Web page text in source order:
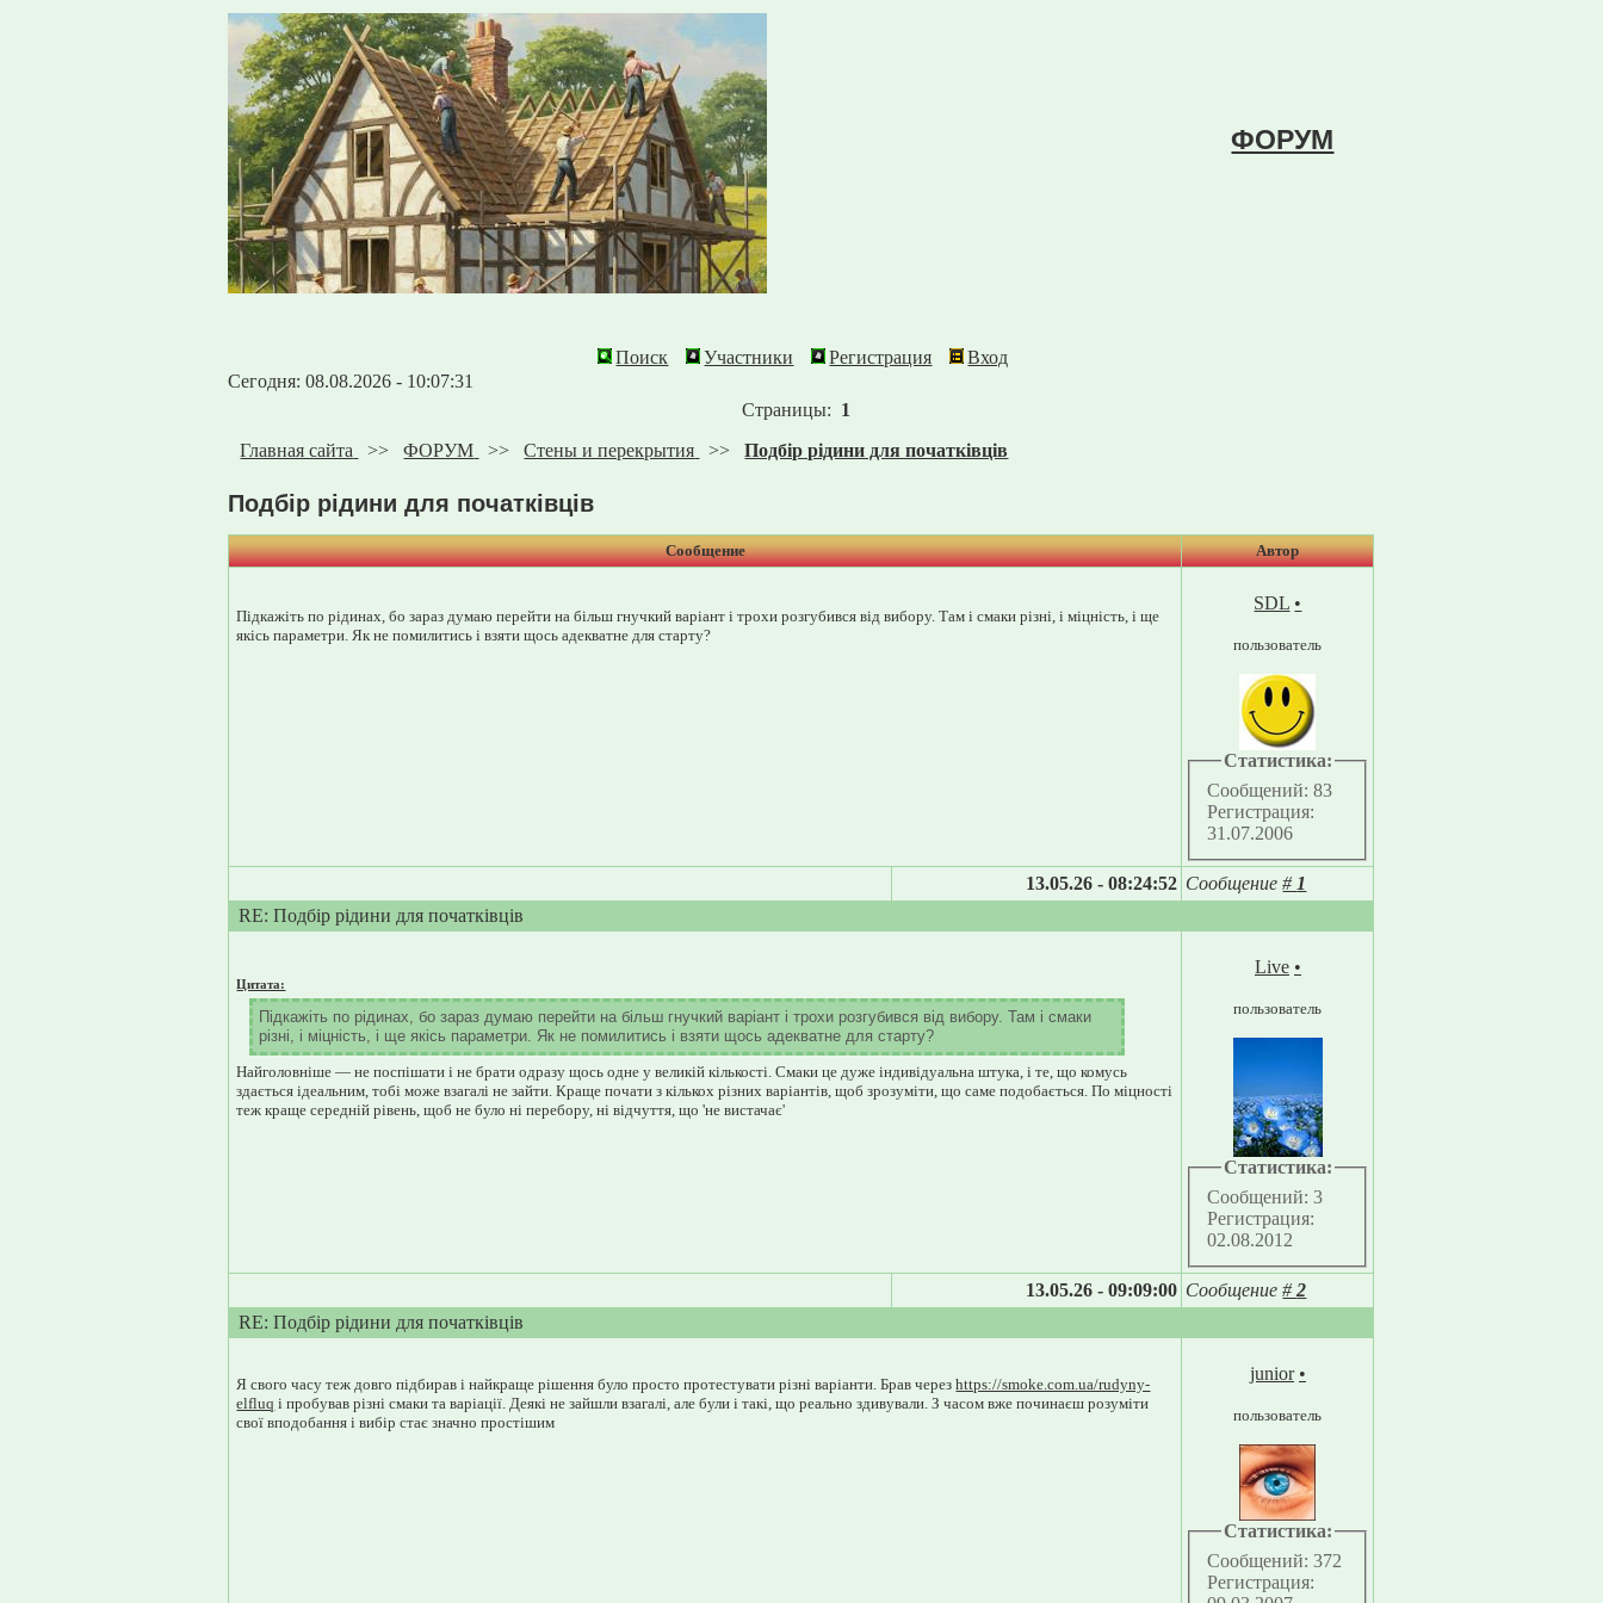
ФОРУМ
Поиск Участники Регистрация
Вход
Сегодня: 08.08.2026 - 10:07:31
Страницы: 1
Главная сайта
>>ФОРУМ >>Стены и перекрытия >>Подбір рідини для початківців
Подбір рідини для початківців
Сообщение Автор
Підкажіть по рідинах, бо зараз думаю перейти на більш гнучкий варіант і трохи розгубився від вибору. Там і смаки різні, і міцність, і ще
якісь параметри. Як не помилитись і взяти щось адекватне для старту?
SDL •
пользователь
Статистика:
Сообщений: 83
Регистрация:
31.07.2006
13.05.26 - 08:24:52 Сообщение# 1
RE: Подбір рідини для початківців
Цитата:
Підкажіть по рідинах, бо зараз думаю перейти на більш гнучкий варіант і трохи розгубився від вибору. Там і смаки
різні, і міцність, і ще якісь параметри. Як не помилитись і взяти щось адекватне для старту?
Найголовніше — не поспішати і не брати одразу щось одне у великій кількості. Смаки це дуже індивідуальна штука, і те, що комусь
здається ідеальним, тобі може взагалі не зайти. Краще почати з кількох різних варіантів, щоб зрозуміти, що саме подобається. По міцності
теж краще середній рівень, щоб не було ні перебору, ні відчуття, що 'не вистачає'
Live •
пользователь
Статистика:
Сообщений: 3
Регистрация:
02.08.2012
13.05.26 - 09:09:00 Сообщение#2
RE: Подбір рідини для початківців
Я свого часу теж довго підбирав і найкраще рішення було просто протестувати різні варіанти. Брав черезhttps://smoke.com.ua/rudyny-
elfluq і пробував різні смаки та варіації. Деякі не зайшли взагалі, але були і такі, що реально здивували. З часом вже починаєш розуміти
свої вподобання і вибір стає значно простішим
junior •
пользователь
Статистика:
Сообщений: 372
Регистрация: